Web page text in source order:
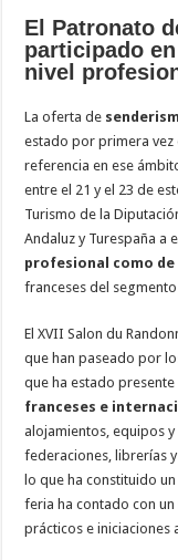
El Patronato
participado
nivel
La oferta de
estado por primera vez
referencia en ese
entre el 21 y el 23 de
Turismo de la
Andaluz y Turespaña a
profesional como de
franceses del
El XVII Salon du
que han paseado por
que ha estado
franceses e
alojamientos, equipos
federaciones, librerías
lo que ha constituido
feria ha contado con
prácticos e iniciaciones